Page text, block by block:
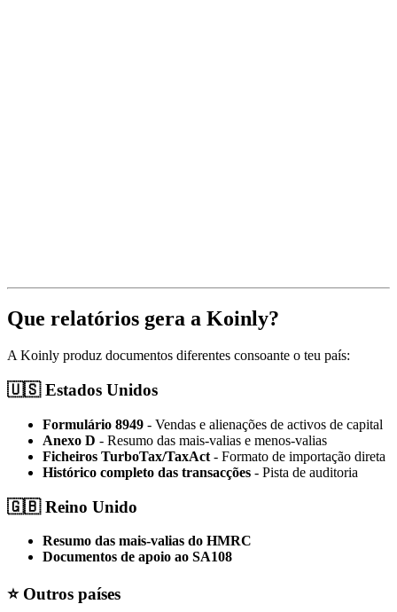
Que relatórios gera a Koinly?
A Koinly produz documentos diferentes consoante o teu país:
🇺🇸 Estados Unidos
Formulário 8949 - Vendas e alienações de activos de capital
Anexo D - Resumo das mais-valias e menos-valias
Ficheiros TurboTax/TaxAct - Formato de importação direta
Histórico completo das transacções - Pista de auditoria
🇬🇧 Reino Unido
Resumo das mais-valias do HMRC
Documentos de apoio ao SA108
⭐ Outros países